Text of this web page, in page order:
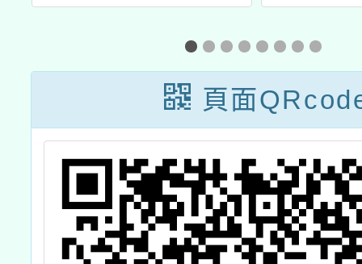
立臺灣師範大學
辦理之「數位時
代下的課程推動
網絡建構與協作
策略」
「
英閱
頁面